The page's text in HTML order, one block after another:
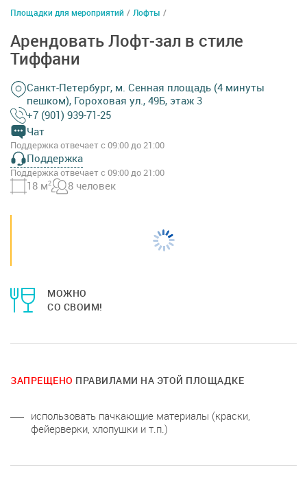
Площадки для мероприятий / Лофты /
Арендовать Лофт-зал в стиле
Тиффани
Санкт-Петербург, м. Сенная площадь (4 минуты
пешком), Гороховая ул., 49Б, этаж 3
+7 (901) 939-71-25
Чат
Поддержка отвечает с 09:00 до 21:00
Поддержка
Поддержка отвечает с 09:00 до 21:00
18 м2 8 человек
МОЖНО
СО СВОИМ!
ЗАПРЕЩЕНО ПРАВИЛАМИ НА ЭТОЙ ПЛОЩАДКЕ
использовать пачкающие материалы (краски,
фейерверки, хлопушки и т.п.)